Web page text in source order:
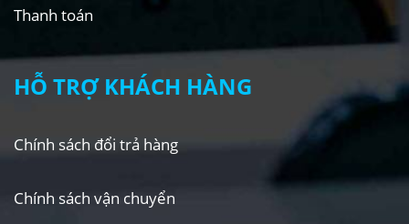
Thanh toán
HỖ TRỢ KHÁCH HÀNG
Chính sách đổi trả hàng
Chính sách vận chuyển